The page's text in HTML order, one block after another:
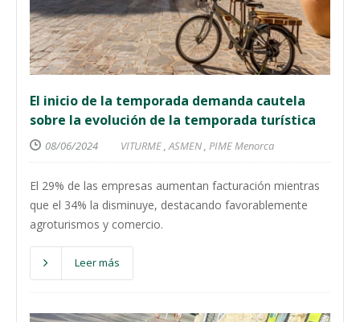
El inicio de la temporada demanda cautela
sobre la evolución de la temporada turística
08/06/2024 VITURME,ASMEN, PIME Menorca
El 29% de las empresas aumentan facturación mientras
que el 34% la disminuye, destacando favorablemente
agroturismos y comercio.
Leer más